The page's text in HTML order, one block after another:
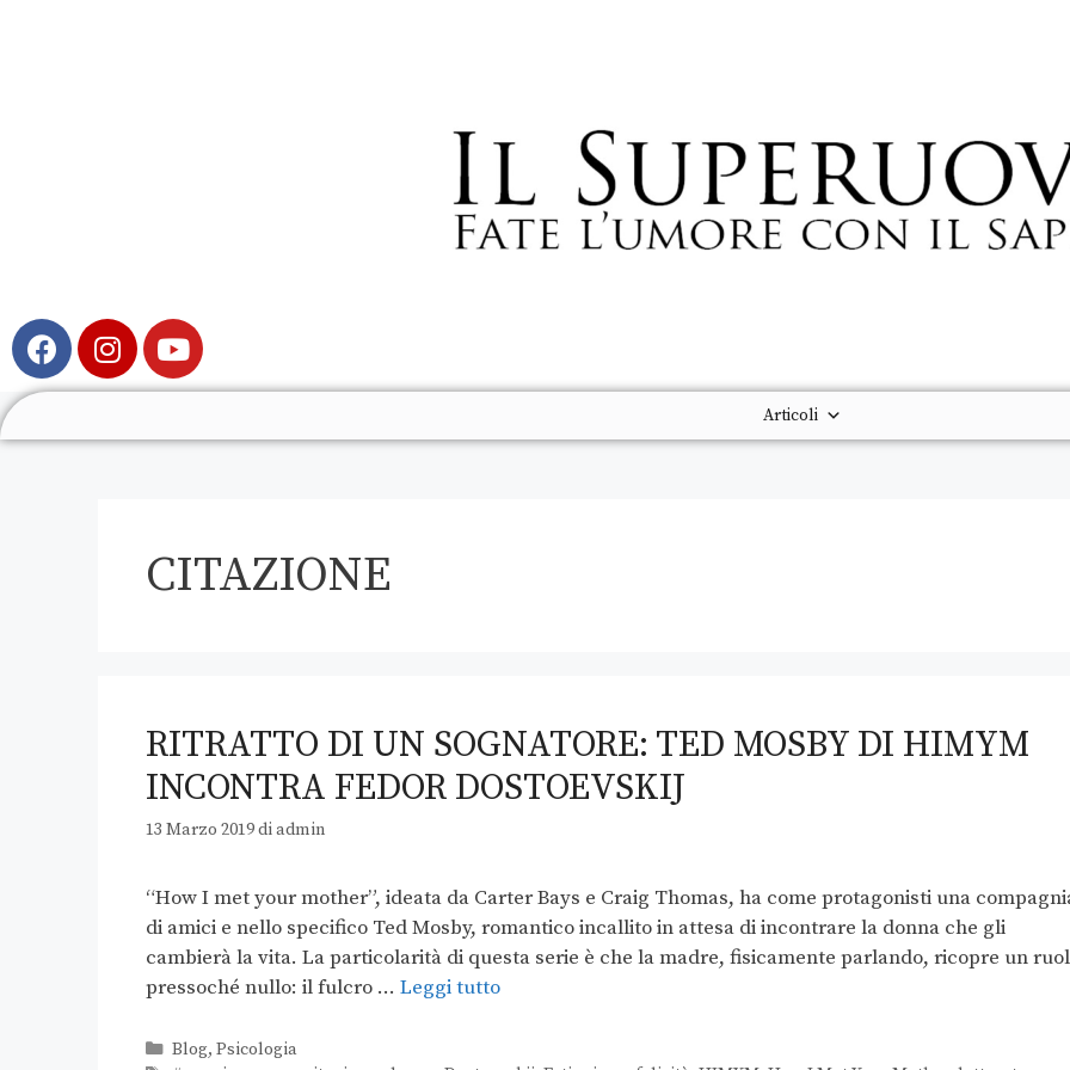
Articoli
CITAZIONE
RITRATTO DI UN SOGNATORE: TED MOSBY DI HIMYM
INCONTRA FEDOR DOSTOEVSKIJ
13 Marzo 2019diadmin
“How I met your mother”, ideata da Carter Bays e Craig Thomas, ha come protagonisti una
di amici e nello specifico Ted Mosby, romantico incallito in attesa di incontrare la donna che gli
cambierà la vita. La particolarità di questa serie è che la madre, fisicamente parlando, ricopre un
pressoché nullo: il fulcro … Leggi tutto
Blog, Psicologia